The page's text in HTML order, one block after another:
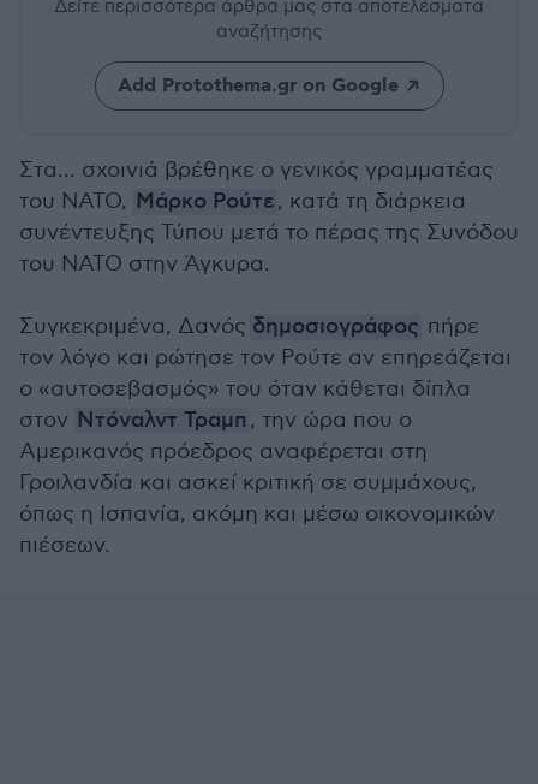
Δείτε περισσότερα άρθρα μας στα αποτελέσματα
αναζήτησης
Add Protothema.gr on Google
Στα... σχοινιά βρέθηκε ο γενικός γραμματέας
του ΝΑΤΟ, Μάρκο Ρούτε, κατά τη διάρκεια
συνέντευξης Τύπου μετά το πέρας της Συνόδου
του ΝΑΤΟ στην Άγκυρα.
Συγκεκριμένα, Δανός δημοσιογράφος πήρε
τον λόγο και ρώτησε τον Ρούτε αν επηρεάζεται
ο «αυτοσεβασμός» του όταν κάθεται δίπλα
στον Ντόναλντ Τραμπ , την ώρα που ο
Αμερικανός πρόεδρος αναφέρεται στη
Γροιλανδία και ασκεί κριτική σε συμμάχους,
όπως η Ισπανία, ακόμη και μέσω οικονομικών
πιέσεων.